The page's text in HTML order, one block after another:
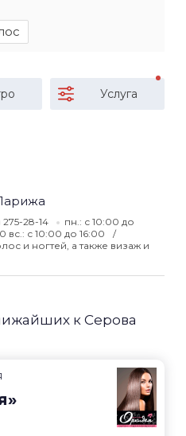
Услуга
275-28-14
пн.: с 10:00 до
вс.: с 10:00 до 16:00
и ногтей, а также визаж и
к Серова